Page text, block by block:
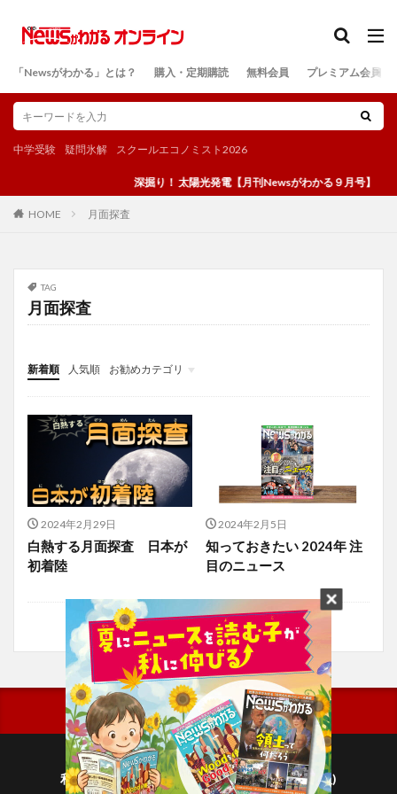
「Newsがわかる」とは？ 購入・定期購読 無料会員 プレミアム会員
中学受験 疑問氷解 スクールエコノミスト2026
深掘り！ 太陽光発電【月刊Newsがわかる９月号】
HOME 月面探査
TAG
月面探査
新着順 人気順
お勧めカテゴリ
投稿
学び
マンガ
電子書籍
2024年2月29日
白熱する月面探査 日本が
初着陸
2024年2月5日
知っておきたい 2024年 注
目のニュース
利用規約
プライバシーポリシー(毎日新聞出版)
検索